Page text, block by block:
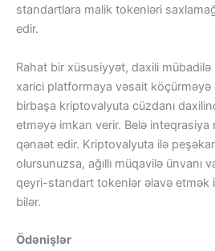
standartlara malik tokenləri
edir.
Rahat bir xüsusiyyət, daxili mübadilə
xarici platformaya vəsait
birbaşa kriptovalyuta cüzdanı
etməyə imkan verir. Belə inteqrasiya
qənaət edir. Kriptovalyuta ilə
olursunuzsa, ağıllı müqavilə ünvanı
qeyri-standart tokenlər əlavə etmək
bilər.
Ödənişlər